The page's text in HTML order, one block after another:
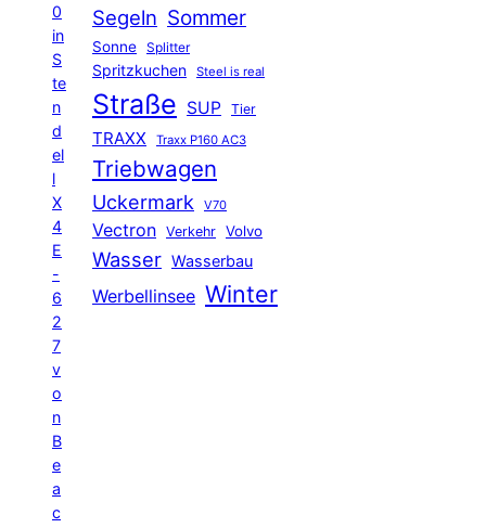
0
in
S
te
n
d
el
l
X
4
E
-
6
2
7
v
o
n
B
e
a
c
Segeln Sommer
Sonne Splitter
Spritzkuchen Steel is real
Straße SUP Tier
TRAXX Traxx P160 AC3
Triebwagen
Uckermark V70
Vectron Verkehr Volvo
Wasser Wasserbau
Werbellinsee Winter